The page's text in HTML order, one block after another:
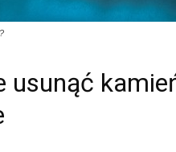
usunąć